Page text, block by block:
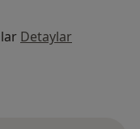
Detaylar